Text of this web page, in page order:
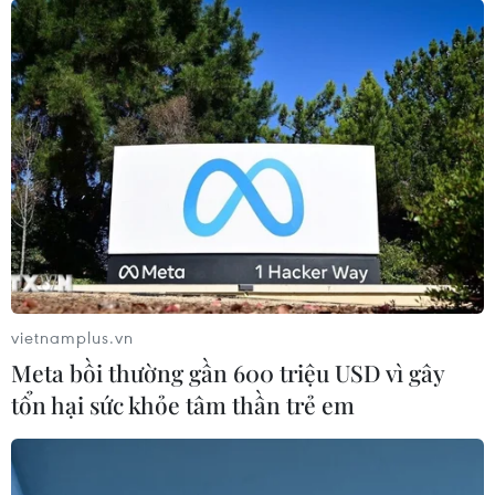
vietnamplus.vn
Meta bồi thường gần 600 triệu USD vì gây
tổn hại sức khỏe tâm thần trẻ em